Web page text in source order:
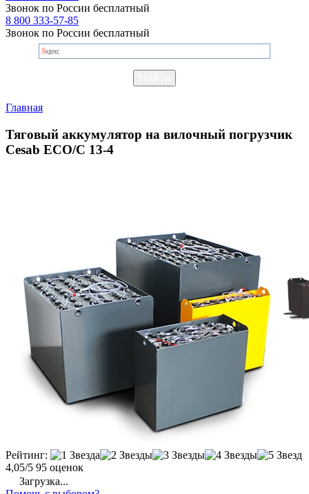
Звонок по России бесплатный
8 800 333-57-85
Звонок по России бесплатный
Главная
Тяговый аккумулятор на вилочный погрузчик
Cesab ECO/C 13-4
Рейтинг:
4,05/5 95 оценок
Загрузка...